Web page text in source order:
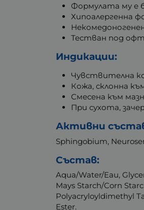
Формулата му е
Хипоалергенна
Тестван под
Индикации:
Чувствителна
Кожа, склонна
Смесена към
При сухота,
Активни
Sphingobium,
Състав:
Aqua/Water/Eau,
Mays Starch/Corn
Polyacryloyldimethyl
Ester.